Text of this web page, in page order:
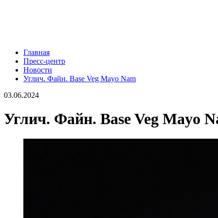
Главная
Пресс-центр
Новости
Углич. Файн. Base Veg Mayo Nam
03.06.2024
Углич. Файн. Base Veg Mayo